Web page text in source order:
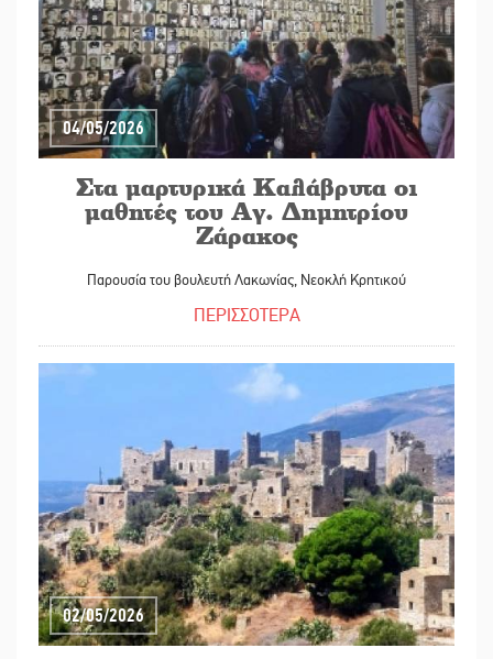
04/05/2026
Στα μαρτυρικά Καλάβρυτα οι
μαθητές του Αγ. Δημητρίου
Ζάρακος
Παρουσία του βουλευτή Λακωνίας, Νεοκλή Κρητικού
ΠΕΡΙΣΣΟΤΕΡΑ
02/05/2026